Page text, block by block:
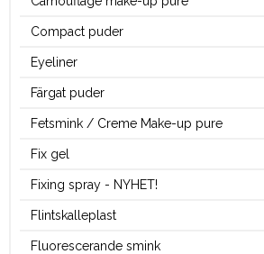
Compact puder
Eyeliner
Färgat puder
Fetsmink / Creme Make-up pure
Fix gel
Fixing spray - NYHET!
Flintskalleplast
Fluorescerande smink